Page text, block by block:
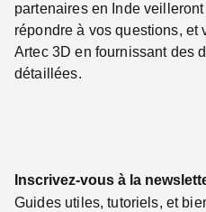
partenaires en Inde
répondre à vos questions, et
Artec 3D en fournissant des
détaillées.
Inscrivez-vous à la
Guides utiles, tutoriels, et